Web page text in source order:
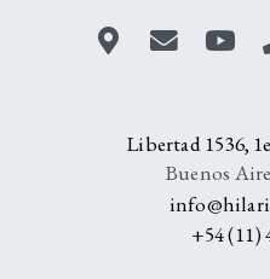
Libertad 1536,
Buenos
+54 (11)